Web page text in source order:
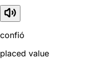
confió
placed value